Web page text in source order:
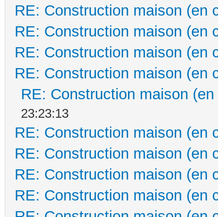
RE: Construction maison (en
RE: Construction maison (en
RE: Construction maison (en
RE: Construction maison (en
RE: Construction maison
23:23:13
RE: Construction maison (en
RE: Construction maison (en
RE: Construction maison (en
RE: Construction maison (en